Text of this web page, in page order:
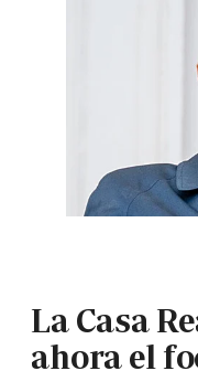
La Casa
ahora el